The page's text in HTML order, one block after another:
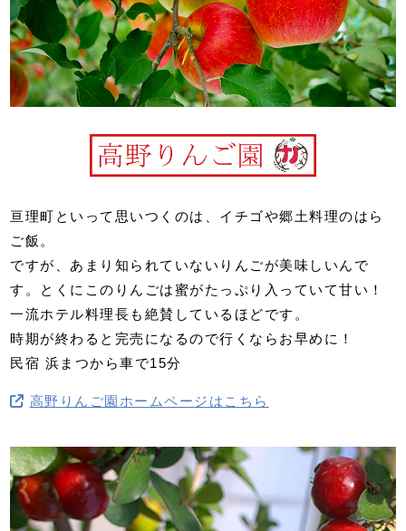
亘理町といって思いつくのは、イチゴや郷土料理のはら
ご飯。
ですが、あまり知られていないりんごが美味しいんで
す。とくにこのりんごは蜜がたっぷり入っていて甘い！
一流ホテル料理長も絶賛しているほどです。
時期が終わると完売になるので行くならお早めに！
民宿 浜まつから車で15分
高野りんご園ホームページはこちら